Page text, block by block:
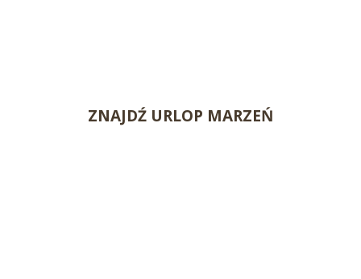
ZNAJDŹ URLOP MARZEŃ